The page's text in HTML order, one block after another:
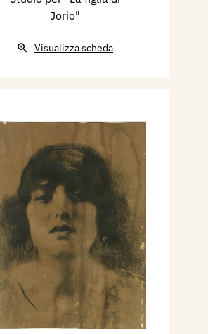
Jorio"
Visualizza scheda